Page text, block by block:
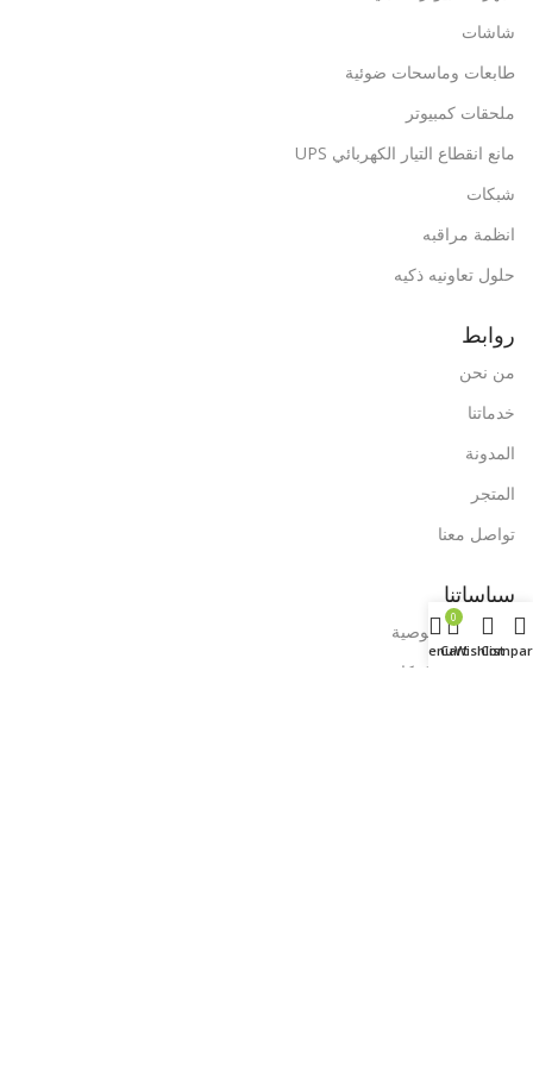
شاشات
طابعات وماسحات ضوئية
ملحقات كمبيوتر
مانع انقطاع التيار الكهربائي UPS
شبكات
انظمة مراقبه
حلول تعاونيه ذكيه
روابط
من نحن
خدماتنا
المدونة
المتجر
تواصل معنا
سياساتنا
سياسة الخصوصية
الشروط و الاحكام
Wishlist
0
Cart
Menu